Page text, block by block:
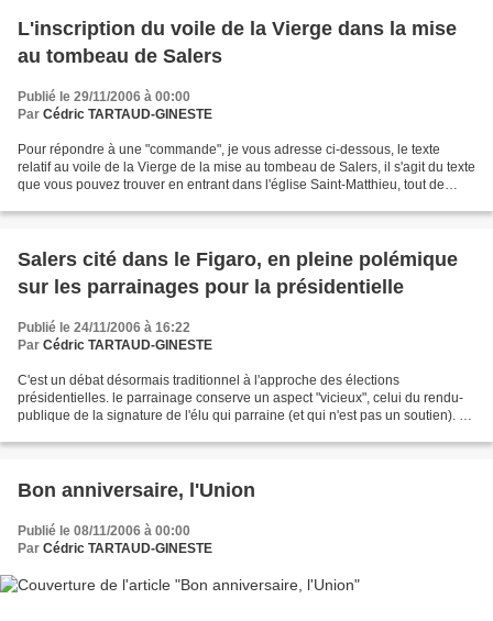
L'inscription du voile de la Vierge dans la mise
au tombeau de Salers
Publié le 29/11/2006 à 00:00
Par Cédric TARTAUD-GINESTE
Pour répondre à une "commande", je vous adresse ci-dessous, le texte
relatif au voile de la Vierge de la mise au tombeau de Salers, il s'agit du texte
que vous pouvez trouver en entrant dans l'église Saint-Matthieu, tout de
Salers cité dans le Figaro, en pleine polémique
sur les parrainages pour la présidentielle
Publié le 24/11/2006 à 16:22
Par Cédric TARTAUD-GINESTE
C'est un débat désormais traditionnel à l'approche des élections
présidentielles. le parrainage conserve un aspect "vicieux", celui du rendu-
publique de la signature de l'élu qui parraine (et qui n'est pas un soutien). La
Bon anniversaire, l'Union
Publié le 08/11/2006 à 00:00
Par Cédric TARTAUD-GINESTE